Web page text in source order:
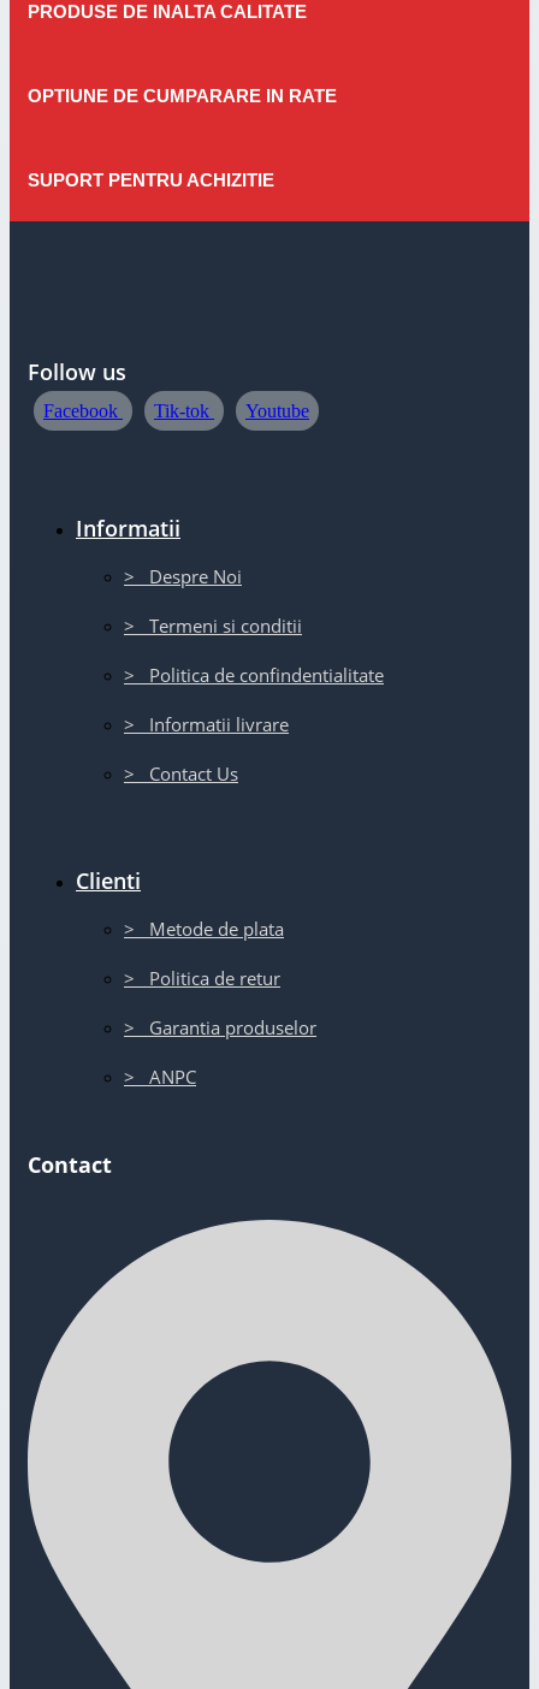
PRODUSE DE INALTA CALITATE
OPTIUNE DE CUMPARARE IN RATE
SUPORT PENTRU ACHIZITIE
Follow us
Facebook Tik-tok Youtube
Informatii
> Despre Noi
> Termeni si conditii
> Politica de confindentialitate
> Informatii livrare
> Contact Us
Clienti
> Metode de plata
> Politica de retur
> Garantia produselor
> ANPC
Contact